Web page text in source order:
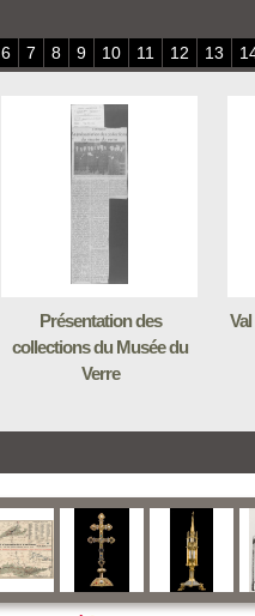
6 7 8 9 10 11 12 13
Présentation des
collections du Musée du
Verre